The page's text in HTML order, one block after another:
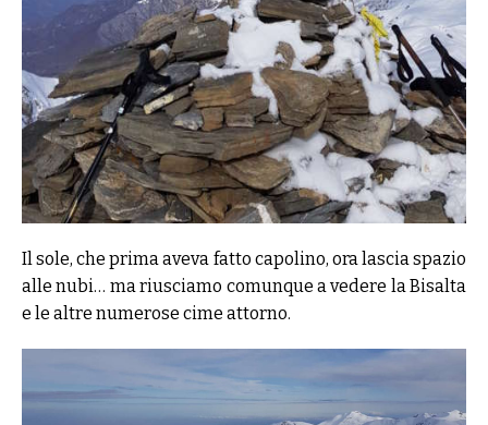
Il sole, che prima aveva fatto capolino, ora lascia spazio
alle nubi… ma riusciamo comunque a vedere la Bisalta
e le altre numerose cime attorno.